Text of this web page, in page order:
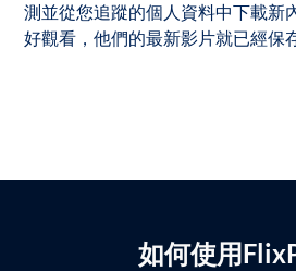
測並從您追蹤的個人資料中下載新
好觀看，他們的最新影片就已經保
如何使用